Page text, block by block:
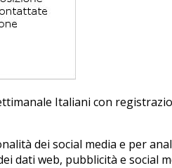
Ita­lia­ni con
dei social media e per
dati web, pubblicità e social